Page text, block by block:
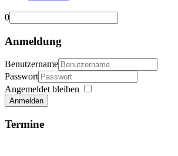
0
Anmeldung
Benutzername
Passwort
Angemeldet bleiben
Anmelden
Termine